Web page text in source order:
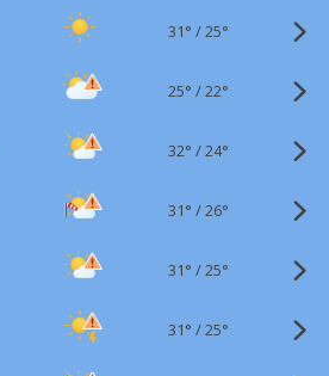
31° /25°
25° /22°
32° /24°
31° /26°
31° /25°
31° /25°